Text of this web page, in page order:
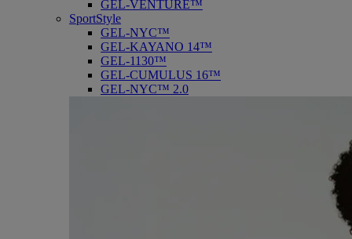
GEL-VENTURE™
SportStyle
GEL-NYC™
GEL-KAYANO 14™
GEL-1130™
GEL-CUMULUS 16™
GEL-NYC™ 2.0